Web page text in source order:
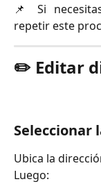
📌 Si
repetir este
✏️ Editar
Seleccionar
Ubica la
Luego: